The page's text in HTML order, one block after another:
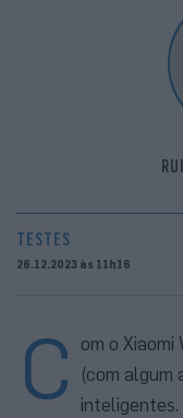
TESTES
26.12.2023 às 11h16
C
om o
(com algum